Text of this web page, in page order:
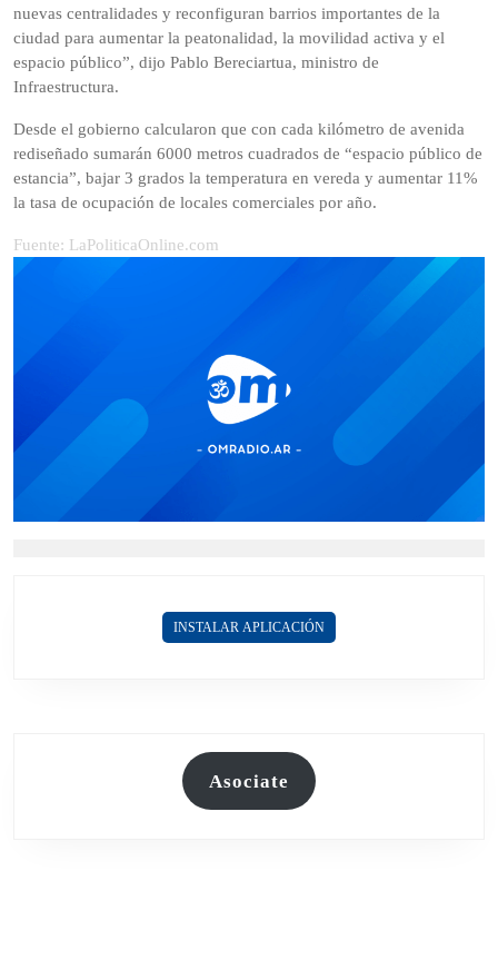
nuevas centralidades y reconfiguran barrios importantes de la
ciudad para aumentar la peatonalidad, la movilidad activa y el
espacio público”, dijo Pablo Bereciartua, ministro de
Infraestructura.
Desde el gobierno calcularon que con cada kilómetro de avenida
rediseñado sumarán 6000 metros cuadrados de “espacio público de
estancia”, bajar 3 grados la temperatura en vereda y aumentar 11%
la tasa de ocupación de locales comerciales por año.
Fuente: LaPoliticaOnline.com
INSTALAR APLICACIÓN
Asociate